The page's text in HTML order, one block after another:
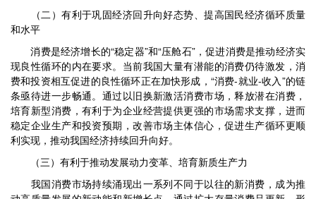
（二）有利于巩固经济回升向好态势、提高国民经济循环质量
和水平
消费是经济增长的“稳定器”和“压舱石”，促进消费是推动经济实
现良性循环的内在要求。当前我国大量有潜能的消费仍待激发，消
费和投资相互促进的良性循环正在加快形成，“消费-就业-收入”的链
条亟待进一步畅通。通过以旧换新激活消费市场，释放潜在消费，
培育新型消费，有利于为企业经营提供更强的市场需求支撑，进而
稳定企业生产和投资预期，改善市场主体信心，促进生产循环更顺
利实现，推动我国经济持续回升向好。
（三）有利于推动发展动力变革、培育新质生产力
我国消费市场持续涌现出一系列不同于以往的新消费，成为推